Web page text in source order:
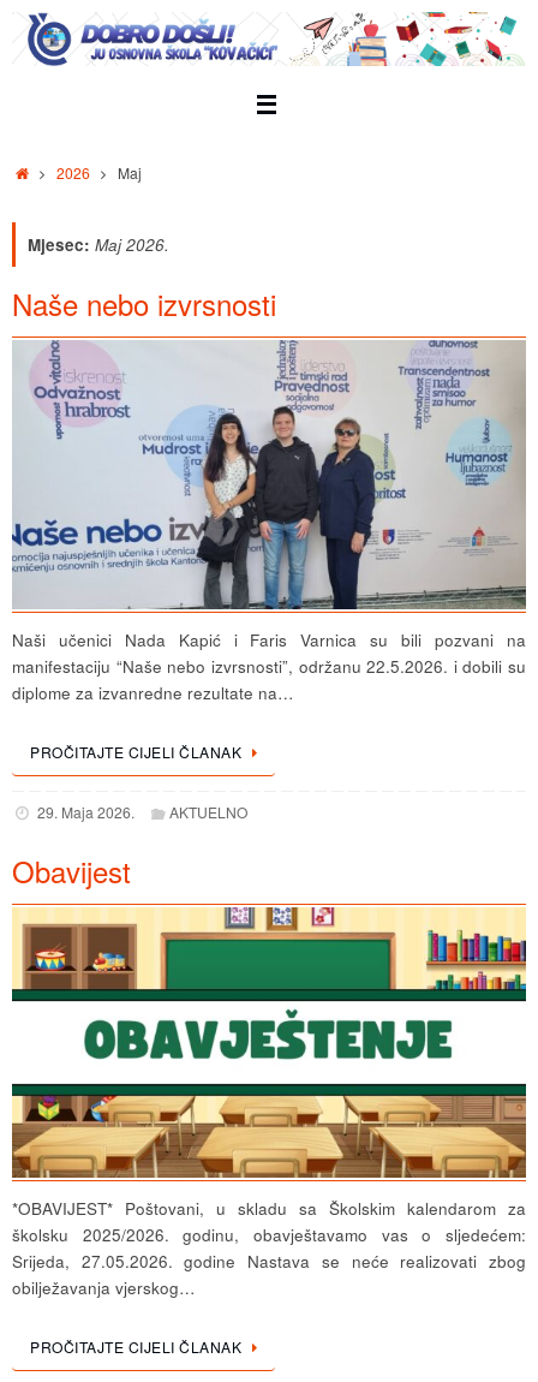
Skip
content
Home2026 Maj
Mjesec: Maj 2026.
Naše nebo izvrsnosti
Naši učenici Nada Kapić i Faris Varnica su bili pozvani na
manifestaciju “Naše nebo izvrsnosti”, održanu 22.5.2026. i dobili su
diplome za izvanredne rezultate na…
PROČITAJTE CIJELI ČLANAK
29. Maja 2026. AKTUELNO
Obavijest
*OBAVIJEST* Poštovani, u skladu sa Školskim kalendarom za
školsku 2025/2026. godinu, obavještavamo vas o sljedećem:
Srijeda, 27.05.2026. godine Nastava se neće realizovati zbog
obilježavanja vjerskog…
PROČITAJTE CIJELI ČLANAK